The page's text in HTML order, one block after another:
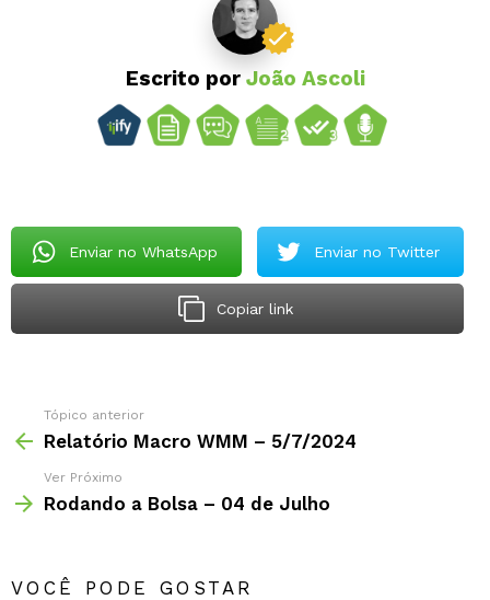
Escrito por João Ascoli
Enviar no WhatsApp Enviar no Twitter
Copiar link
Tópico anterior
Relatório Macro WMM – 5/7/2024
Ver Próximo
Rodando a Bolsa – 04 de Julho
VOCÊ PODE GOSTAR